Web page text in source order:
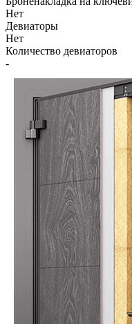
Нет
Девиаторы
Нет
Количество девиаторов
-